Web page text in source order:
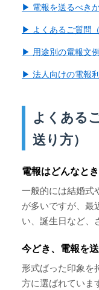
▶ 電報を送るべき
▶ よくあるご質問（
▶ 用途別の電報文
▶ 法人向けの電報
よくある
送り方）
電報はどんなと
一般的には結婚式
が多いですが、最
い、誕生日など、
今どき、電報を
形式ばった印象を
方に選ばれていま